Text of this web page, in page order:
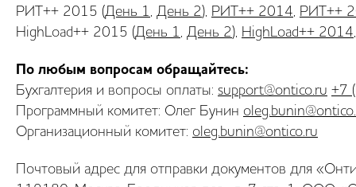
РИТ++ 2015 (День 1, День 2), РИТ++ 2014, РИТ++
HighLoad++ 2015 (День 1, День 2), HighLoad++ 2014
По любым вопросам обращайтесь:
Бухгалтерия и вопросы оплаты: support@ontico.ru +7
Программный комитет: Олег Бунин
Организационный комитет: oleg.bunin@ontico.ru
Почтовый адрес для отправки документов для